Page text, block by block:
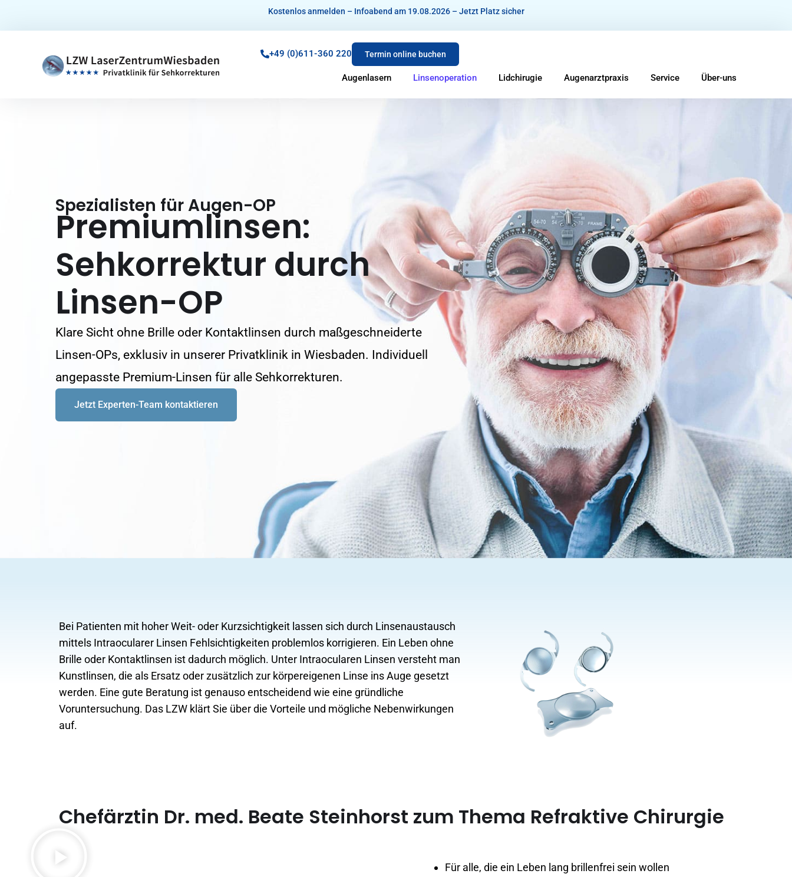
Inhalt
Kostenlos anmelden – Infoabend am 19.08.2026 – Jetzt Platz sicher
+49 (0)611-360 220 Termin online buchen
Augenlasern Linsenoperation Lidchirugie Augenarztpraxis Service Über-uns
Spezialisten für Augen-OP
Premiumlinsen:
Sehkorrektur durch
Linsen-OP
Klare Sicht ohne Brille oder Kontaktlinsen durch maßgeschneiderte
Linsen-OPs, exklusiv in unserer Privatklinik in Wiesbaden. Individuell
angepasste Premium-Linsen für alle Sehkorrekturen.
Jetzt Experten-Team kontaktieren
Bei Patienten mit hoher Weit- oder Kurzsichtigkeit lassen sich durch Linsenaustausch
mittels Intraocularer Linsen Fehlsichtigkeiten problemlos korrigieren. Ein Leben ohne
Brille oder Kontaktlinsen ist dadurch möglich. Unter Intraocularen Linsen versteht man
Kunstlinsen, die als Ersatz oder zusätzlich zur körpereigenen Linse ins Auge gesetzt
werden. Eine gute Beratung ist genauso entscheidend wie eine gründliche
Voruntersuchung. Das LZW klärt Sie über die Vorteile und mögliche Nebenwirkungen
auf.
Chefärztin Dr. med. Beate Steinhorst zum Thema Refraktive Chirurgie
Für alle, die ein Leben lang brillenfrei sein wollen